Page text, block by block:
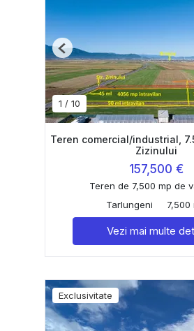
1 / 10
Previous
Teren comercial/industrial,
Zizinului
157,500 €
Teren de 7,500 mp de
Tarlungeni
7,500
Vezi mai multe
Exclusivitate